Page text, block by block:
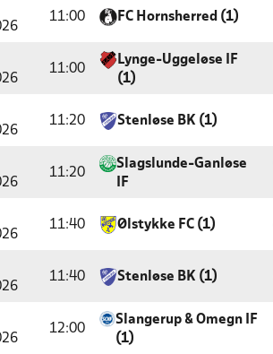
11:00 FC Hornsherred (1)
11:00
Lynge-Uggeløse IF
(1)
11:20 Stenløse BK (1)
11:20
Slagslunde-Ganløse
IF
11:40 Ølstykke FC (1)
11:40 Stenløse BK (1)
12:00
Slangerup & Omegn IF
(1)